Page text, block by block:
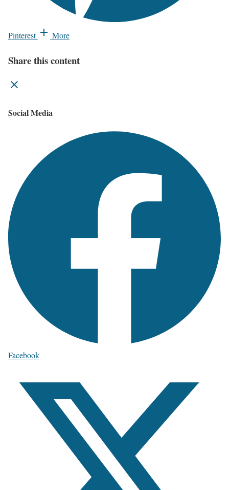
Pinterest More
Share this content
Social Media
Facebook